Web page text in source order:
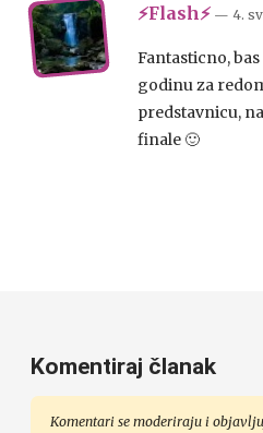
⚡Flash⚡ — 4.
Fantasticno,
godinu za
predstavnicu,
finale 🙂
Komentiraj članak
Komentari se moderiraju i